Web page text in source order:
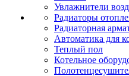
Увлажнители
Радиаторы
Радиаторная
Автоматика для
Теплый пол
Котельное